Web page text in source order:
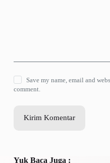
Save my name, email and
comment.
Kirim Komentar
Yuk Baca Juga :